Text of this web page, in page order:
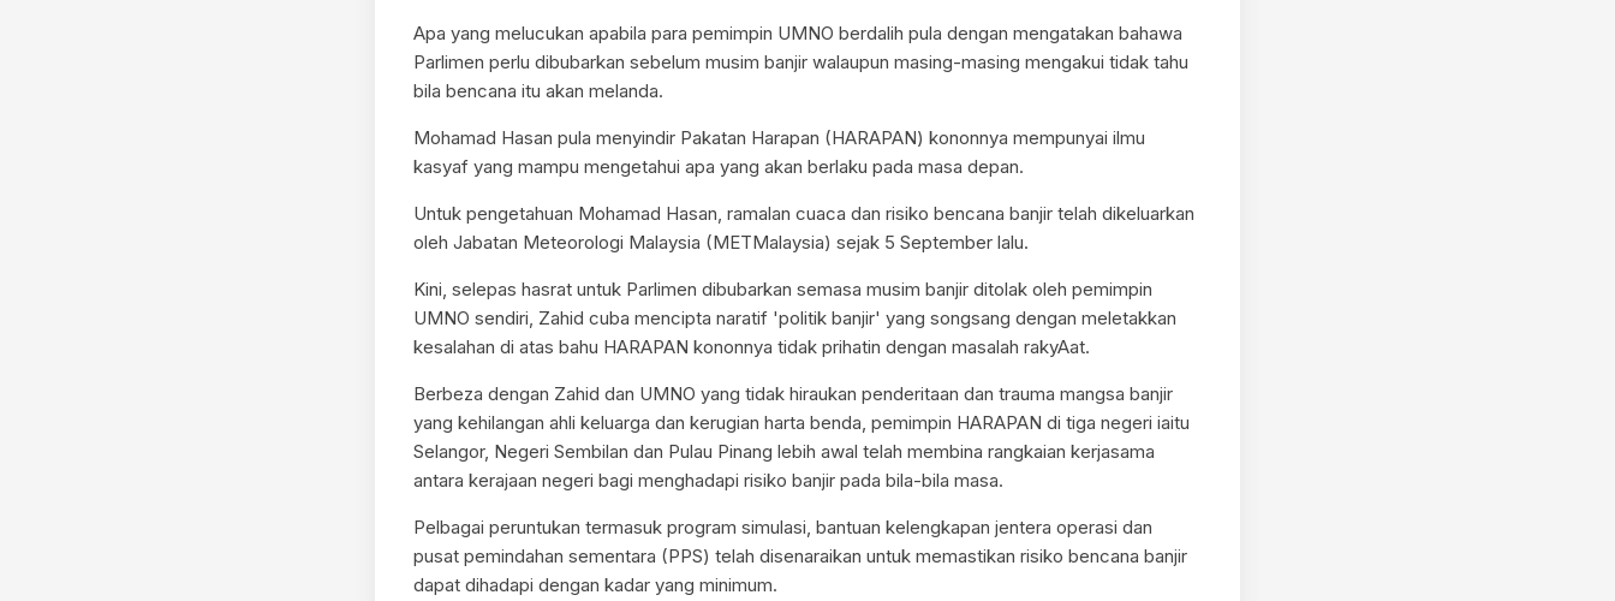
Apa yang melucukan apabila para pemimpin UMNO berdalih pula dengan mengatakan bahawa
Parlimen perlu dibubarkan sebelum musim banjir walaupun masing-masing mengakui tidak tahu
bila bencana itu akan melanda.
Mohamad Hasan pula menyindir Pakatan Harapan (HARAPAN) kononnya mempunyai ilmu
kasyaf yang mampu mengetahui apa yang akan berlaku pada masa depan.
Untuk pengetahuan Mohamad Hasan, ramalan cuaca dan risiko bencana banjir telah dikeluarkan
oleh Jabatan Meteorologi Malaysia (METMalaysia) sejak 5 September lalu.
Kini, selepas hasrat untuk Parlimen dibubarkan semasa musim banjir ditolak oleh pemimpin
UMNO sendiri, Zahid cuba mencipta naratif 'politik banjir' yang songsang dengan meletakkan
kesalahan di atas bahu HARAPAN kononnya tidak prihatin dengan masalah rakyAat.
Berbeza dengan Zahid dan UMNO yang tidak hiraukan penderitaan dan trauma mangsa banjir
yang kehilangan ahli keluarga dan kerugian harta benda, pemimpin HARAPAN di tiga negeri iaitu
Selangor, Negeri Sembilan dan Pulau Pinang lebih awal telah membina rangkaian kerjasama
antara kerajaan negeri bagi menghadapi risiko banjir pada bila-bila masa.
Pelbagai peruntukan termasuk program simulasi, bantuan kelengkapan jentera operasi dan
pusat pemindahan sementara (PPS) telah disenaraikan untuk memastikan risiko bencana banjir
dapat dihadapi dengan kadar yang minimum.